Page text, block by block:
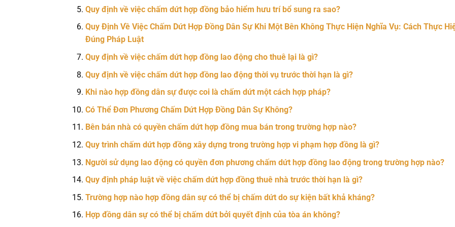
Quy định về việc chấm dứt hợp đồng bảo hiểm hưu trí bổ sung ra sao?
Quy Định Về Việc Chấm Dứt Hợp Đồng Dân Sự Khi Một Bên Không Thực Hiện Nghĩa Vụ: Cách Thực
Đúng Pháp Luật
Quy định về việc chấm dứt hợp đồng lao động cho thuê lại là gì?
Quy định về việc chấm dứt hợp đồng lao động thời vụ trước thời hạn là gì?
Khi nào hợp đồng dân sự được coi là chấm dứt một cách hợp pháp?
Có Thể Đơn Phương Chấm Dứt Hợp Đồng Dân Sự Không?
Bên bán nhà có quyền chấm dứt hợp đồng mua bán trong trường hợp nào?
Quy trình chấm dứt hợp đồng xây dựng trong trường hợp vi phạm hợp đồng là gì?
Người sử dụng lao động có quyền đơn phương chấm dứt hợp đồng lao động trong trường hợp nào?
Quy định pháp luật về việc chấm dứt hợp đồng thuê nhà trước thời hạn là gì?
Trường hợp nào hợp đồng dân sự có thể bị chấm dứt do sự kiện bất khả kháng?
Hợp đồng dân sự có thể bị chấm dứt bởi quyết định của tòa án không?